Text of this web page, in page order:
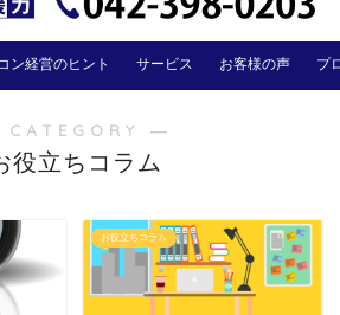
ン経営のヒント サービス お客様の声 プ
―
役立ちコラム
お役立ちコラム